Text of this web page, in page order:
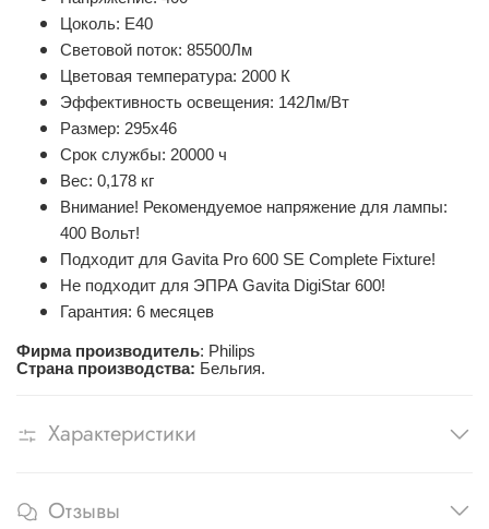
Цоколь: Е40
Световой поток: 85500Лм
Цветовая температура: 2000 К
Эффективность освещения: 142Лм/Вт
Размер: 295х46
Срок службы: 20000 ч
Вес: 0,178 кг
Внимание! Рекомендуемое напряжение для лампы:
400 Вольт!
Подходит для Gavita Pro 600 SE Complete Fixture!
Не подходит для ЭПРА Gavita DigiStar 600!
Гарантия: 6 месяцев
Фирма производитель: Philips
Страна производства: Бельгия.
Характеристики
Отзывы